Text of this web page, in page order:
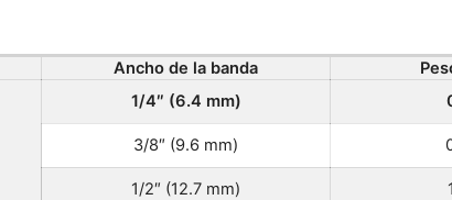
Ancho de la banda
1/4″ (6.4 mm)
3/8″ (9.6 mm)
1/2″ (12.7 mm)